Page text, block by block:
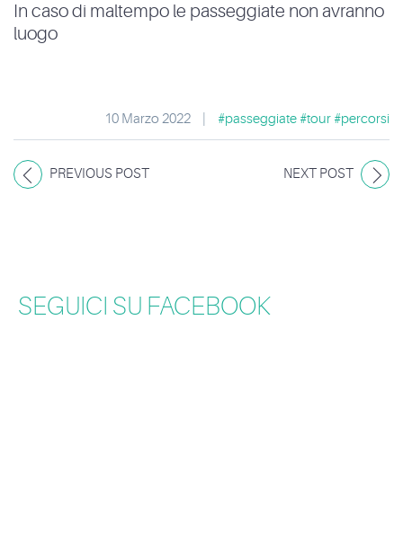
In caso di maltempo le passeggiate non avranno
luogo
10 Marzo 2022 #passeggiate #tour #percorsi
PREVIOUS POST NEXT POST
SEGUICI SU FACEBOOK